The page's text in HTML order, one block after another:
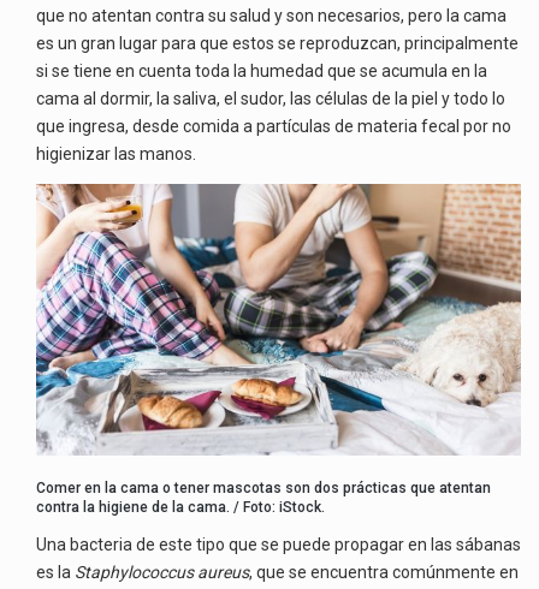
que no atentan contra su salud y son necesarios, pero la cama
es un gran lugar para que estos se reproduzcan, principalmente
si se tiene en cuenta toda la humedad que se acumula en la
cama al dormir, la saliva, el sudor, las células de la piel y todo lo
que ingresa, desde comida a partículas de materia fecal por no
higienizar las manos.
Comer en la cama o tener mascotas son dos prácticas que atentan
contra la higiene de la cama. / Foto: iStock.
Una bacteria de este tipo que se puede propagar en las sábanas
es la Staphylococcus aureus, que se encuentra comúnmente en